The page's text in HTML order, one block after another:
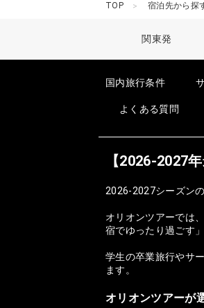
TOP 宿泊先から探
関東発
国内旅行条件
よくある質問
【2026-2027
2026-2027シーズン
オリオンツアーでは
宿でゆったり過ごす
学生の卒業旅行やサ
ます。
オリオンツアーが